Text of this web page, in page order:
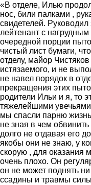
«В отделе, Илью
нос, били палками ,
свидетелей. Руководил
лейтенант с
очередной порции
чистый лист бумаги,
отделу, майор
истязаемого, и не
не навел порядок в
прекращения этих
родители Ильи и я, то
тяжелейшими
мы спасли парню
не зная в чем
долго не отдавая его
якобы они не знаю, у
скорую , для оказания
очень плохо. Он
он не может поднять
ссадины и травмы